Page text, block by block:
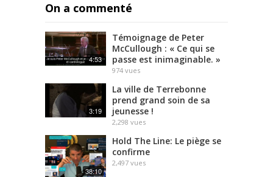
On a commenté
4:53
Témoignage de Peter
McCullough : « Ce qui se
passe est inimaginable. »
974 vues
3:19
La ville de Terrebonne
prend grand soin de sa
jeunesse !
2,298 vues
38:10
Hold The Line: Le piège se
confirme
2,497 vues